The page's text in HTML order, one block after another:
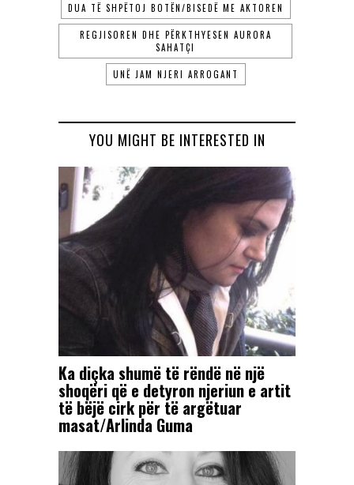
DUA TË SHPËTOJ BOTËN/BISEDË ME AKTOREN
REGJISOREN DHE PËRKTHYESEN AURORA
SAHATÇI
UNË JAM NJERI ARROGANT
YOU MIGHT BE INTERESTED IN
Ka diçka shumë të rëndë në një
shoqëri që e detyron njeriun e artit
të bëjë cirk për të argëtuar
masat/Arlinda Guma